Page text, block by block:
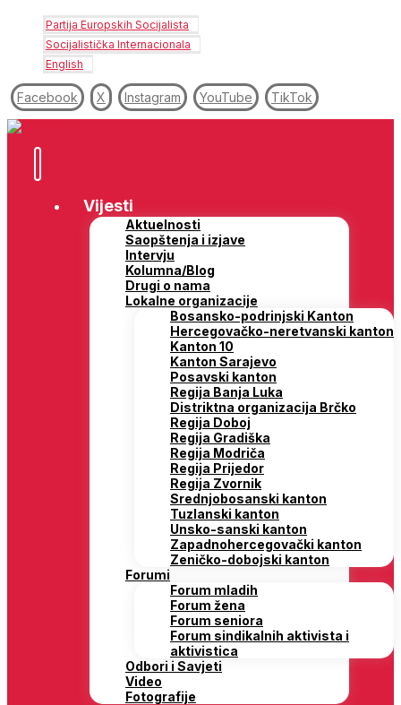
Partija Europskih Socijalista
Socijalistička Internacionala
English
Facebook X Instagram YouTube TikTok
Vijesti
Aktuelnosti
Saopštenja i izjave
Intervju
Kolumna/Blog
Drugi o nama
Lokalne organizacije
Bosansko-podrinjski Kanton
Hercegovačko-neretvanski kanton
Kanton 10
Kanton Sarajevo
Posavski kanton
Regija Banja Luka
Distriktna organizacija Brčko
Regija Doboj
Regija Gradiška
Regija Modriča
Regija Prijedor
Regija Zvornik
Srednjobosanski kanton
Tuzlanski kanton
Unsko-sanski kanton
Zapadnohercegovački kanton
Zeničko-dobojski kanton
Forumi
Forum mladih
Forum žena
Forum seniora
Forum sindikalnih aktivista i
aktivistica
Odbori i Savjeti
Video
Fotografije